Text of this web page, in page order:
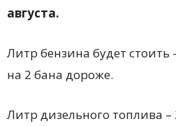
августа.
Литр бензина будет стоить
на 2 бана дороже.
Литр дизельного топлива –